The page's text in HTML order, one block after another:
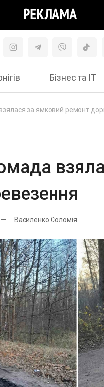
Бізнес та ІТ
за ямковий ремонт
— Василенко Соломія